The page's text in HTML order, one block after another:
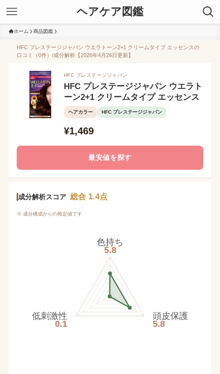
ヘアケア図鑑
ホーム 商品図鑑
HFC プレステージジャパン ウエラトーン2+1 クリームタイプ エッセンスの
口コミ（0件）/成分解析【2026年4月26日更新】
HFC プレステージジャパン
HFC プレステージジャパン ウエラト
ーン2+1 クリームタイプ エッセンス
ヘアカラー HFC プレステージジャパン
¥1,469
最安値を探す
成分解析スコア 総合 1.4点
※ 成分構成からの推定値です
色持ち
5.8
頭皮保護
5.8
低刺激性
0.1